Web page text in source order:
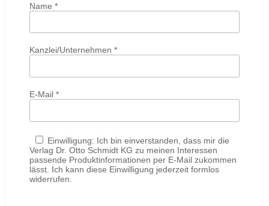
Name *
Kanzlei/Unternehmen *
E-Mail *
Einwilligung: Ich bin einverstanden, dass mir die
Verlag Dr. Otto Schmidt KG zu meinen Interessen
passende Produktinformationen per E-Mail zukommen
lässt. Ich kann diese Einwilligung jederzeit formlos
widerrufen.